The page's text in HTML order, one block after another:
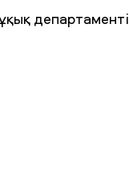
департаменті